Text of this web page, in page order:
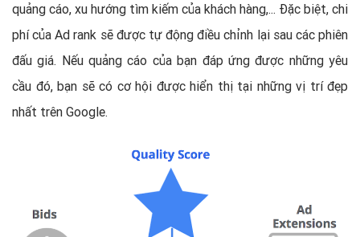
quảng cáo, xu hướng tìm kiếm của khách hàng,... Đặc biệt, chi
phí của Ad rank sẽ được tự động điều chỉnh lại sau các phiên
đấu giá. Nếu quảng cáo của bạn đáp ứng được những yêu
cầu đó, bạn sẽ có cơ hội được hiển thị tại những vị trí đẹp
nhất trên Google.